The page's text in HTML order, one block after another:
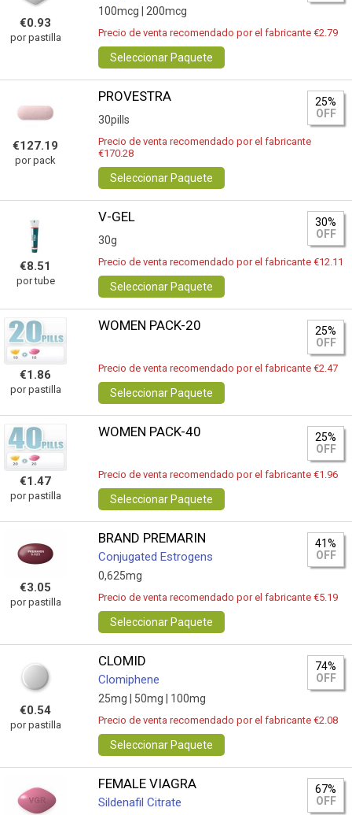
€0.93
por pastilla
100mcg | 200mcg
Precio de venta recomendado por el fabricante €2.79
Seleccionar Paquete
€127.19
por pack
PROVESTRA
30pills
25%
OFF
Precio de venta recomendado por el fabricante
€170.28
Seleccionar Paquete
€8.51
por tube
V-GEL
30g
30%
OFF
Precio de venta recomendado por el fabricante €12.11
Seleccionar Paquete
€1.86
por pastilla
WOMEN PACK-20
25%
OFF
Precio de venta recomendado por el fabricante €2.47
Seleccionar Paquete
€1.47
por pastilla
WOMEN PACK-40
25%
OFF
Precio de venta recomendado por el fabricante €1.96
Seleccionar Paquete
€3.05
por pastilla
BRAND PREMARIN
Conjugated Estrogens
0,625mg
41%
OFF
Precio de venta recomendado por el fabricante €5.19
Seleccionar Paquete
€0.54
por pastilla
CLOMID
Clomiphene
25mg | 50mg | 100mg
74%
OFF
Precio de venta recomendado por el fabricante €2.08
Seleccionar Paquete
FEMALE VIAGRA
Sildenafil Citrate
67%
OFF